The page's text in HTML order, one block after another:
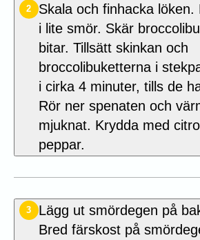
2
Skala och finhacka löken.
i lite smör. Skär
bitar. Tillsätt skinkan och
broccolibuketterna i
i cirka 4 minuter, tills de
Rör ner spenaten och
mjuknat. Krydda med
peppar.
3
Lägg ut smördegen på
Bred färskost på